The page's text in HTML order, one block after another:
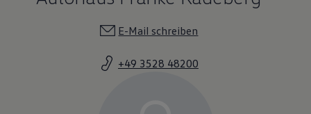
E-Mail schreiben
+49 3528 48200